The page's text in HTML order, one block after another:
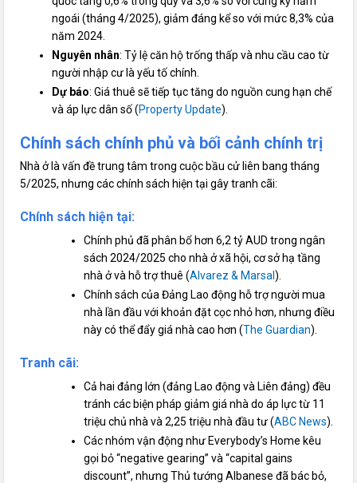
ngoái (tháng 4/2025), giảm đáng kể so với mức 8,3% của
năm 2024.
Nguyên nhân: Tỷ lệ căn hộ trống thấp và nhu cầu cao từ
người nhập cư là yếu tố chính.
Dự báo: Giá thuê sẽ tiếp tục tăng do nguồn cung hạn chế
và áp lực dân số (Property Update).
Chính sách chính phủ và bối cảnh chính trị
Nhà ở là vấn đề trung tâm trong cuộc bầu cử liên bang tháng
5/2025, nhưng các chính sách hiện tại gây tranh cãi:
Chính sách hiện tại:
Chính phủ đã phân bổ hơn 6,2 tỷ AUD trong ngân
sách 2024/2025 cho nhà ở xã hội, cơ sở hạ tầng
nhà ở và hỗ trợ thuê (Alvarez & Marsal).
Chính sách của Đảng Lao động hỗ trợ người mua
nhà lần đầu với khoản đặt cọc nhỏ hơn, nhưng điều
này có thể đẩy giá nhà cao hơn (The Guardian).
Tranh cãi:
Cả hai đảng lớn (đảng Lao động và Liên đảng) đều
tránh các biện pháp giảm giá nhà do áp lực từ 11
triệu chủ nhà và 2,25 triệu nhà đầu tư (ABC News).
Các nhóm vận động như Everybody’s Home kêu
gọi bỏ “negative gearing” và “capital gains
discount”, nhưng Thủ tướng Albanese đã bác bỏ,